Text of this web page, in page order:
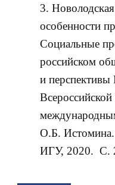
особенности
Социальные
российском
и
О.Б. Истомина.
ИГУ, 2020. С.